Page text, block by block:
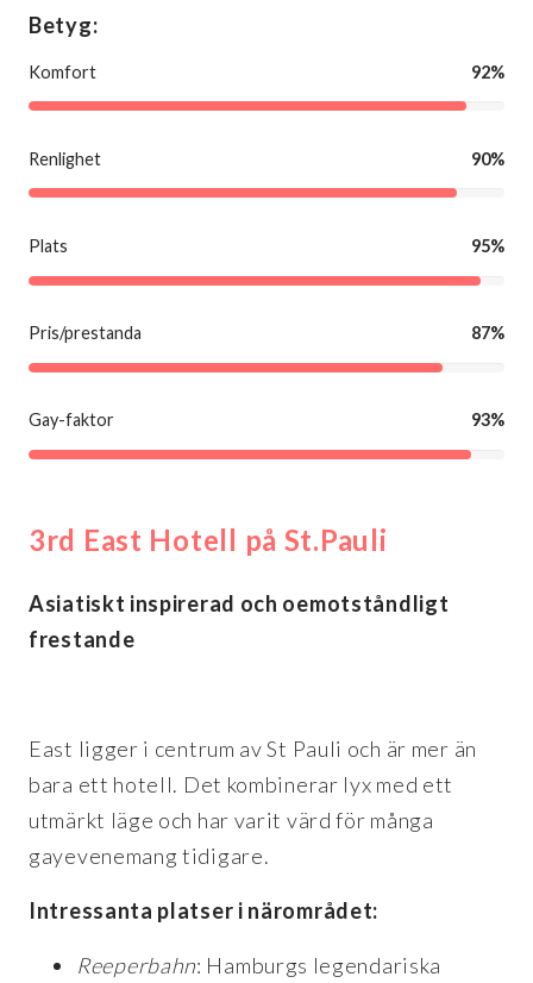
Betyg:
Komfort 92%
Renlighet 90%
Plats 95%
Pris/prestanda 87%
Gay-faktor 93%
3rd East Hotell på St.Pauli
Asiatiskt inspirerad och oemotståndligt
frestande
East ligger i centrum av St Pauli och är mer än
bara ett hotell. Det kombinerar lyx med ett
utmärkt läge och har varit värd för många
gayevenemang tidigare.
Intressanta platser i närområdet:
Reeperbahn: Hamburgs legendariska